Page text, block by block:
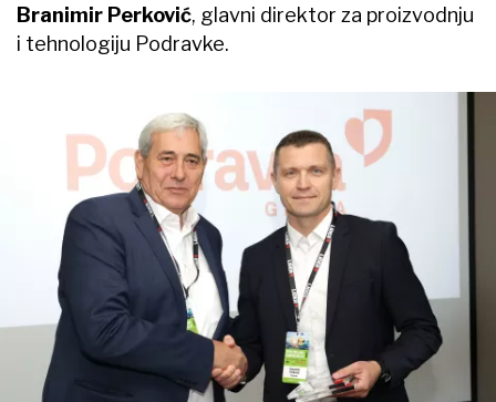
Branimir Perković, glavni direktor za proizvodnju
i tehnologiju Podravke.